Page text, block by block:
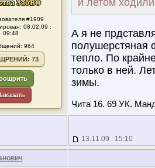
#1909
08.02.09 :
09:48
964
73
и летом
А я не
полушерстяная
тепло. По
только в ней.
зимы.
Чита 16. 69 УК.
13.11.09 : 15:10